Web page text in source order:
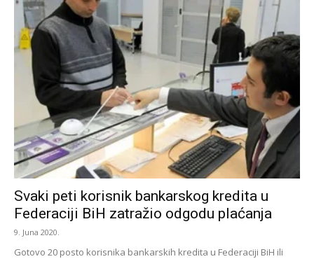
Svaki peti korisnik bankarskog kredita u
Federaciji BiH zatražio odgodu plaćanja
9. Juna 2020.
Gotovo 20 posto korisnika bankarskih kredita u Federaciji BiH ili